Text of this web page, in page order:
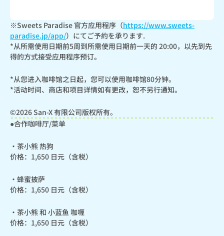
※Sweets Paradise 官方应用程序（https://www.sweets-
paradise.jp/app/）にてご予約を承ります.
*从所需使用日期前5周到所需使用日期前一天的 20:00，以先到先
得的方式接受应用程序预订。
*从您进入咖啡馆之日起，您可以使用咖啡馆80分钟。
*活动时间、商店和项目详情如有更改，恕不另行通知。
©2026 San-X 有限公司版权所有。
●合作咖啡厅/菜单
・茶小熊 热狗
价格：1,650 日元（含税）
・蜂蜜披萨
价格：1,650 日元（含税）
・茶小熊 和 小蓝鱼 咖喱
价格：1,650 日元（含税）